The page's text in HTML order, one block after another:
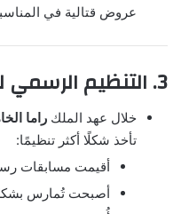
عروض قتالية في
3. التنظيم الرسمي للرياضة (القرن الـ19):
خلال عهد الملك راما
تأخذ شكلًا أكثر تنظيمًا:
أقيمت مسابقات
أصبحت تُمارس